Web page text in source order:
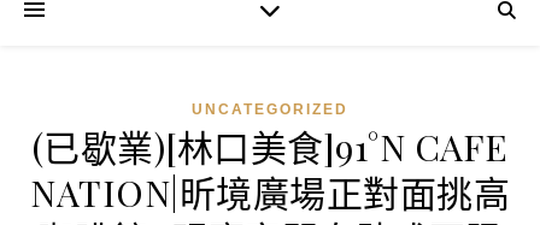
UNCATEGORIZED
(已歇業)[林口美食]91°N CAFE
NATION|昕境廣場正對面挑高